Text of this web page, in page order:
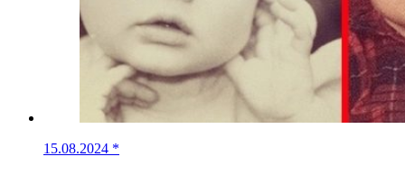
15.08.2024 *